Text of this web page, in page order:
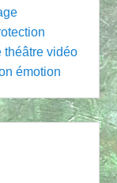
théâtre vidéo
émotion